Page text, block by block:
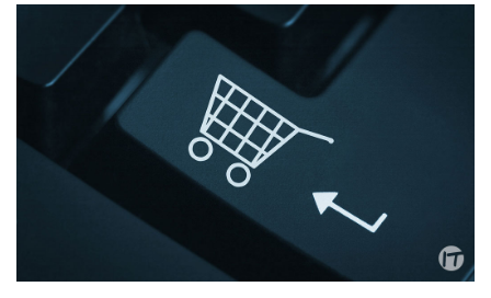
PERÚ
CHILE
ARGENTINA
MÉXICO